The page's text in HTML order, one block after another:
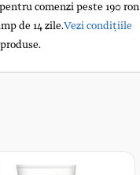
comenzi peste 190 ron
de 14 zile.Vezi condițiile